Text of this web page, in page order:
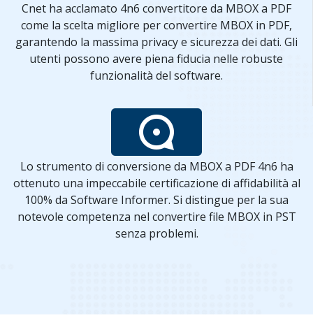
Cnet ha acclamato 4n6 convertitore da MBOX a PDF
come la scelta migliore per convertire MBOX in PDF,
garantendo la massima privacy e sicurezza dei dati. Gli
utenti possono avere piena fiducia nelle robuste
funzionalità del software.
Lo strumento di conversione da MBOX a PDF 4n6 ha
ottenuto una impeccabile certificazione di affidabilità al
100% da Software Informer. Si distingue per la sua
notevole competenza nel convertire file MBOX in PST
senza problemi.